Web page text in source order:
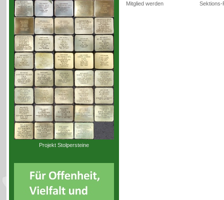
Projekt Stolpersteine
Mitglied werden
Sektions-